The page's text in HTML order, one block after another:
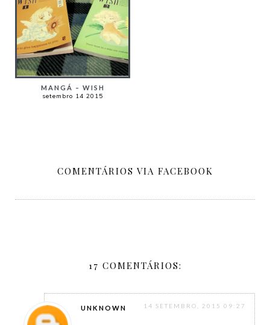
MANGÁ – WISH
setembro 14 2015
COMENTÁRIOS VIA FACEBOOK
17 COMENTÁRIOS:
UNKNOWN 14 SETEMBRO, 2015 09:27